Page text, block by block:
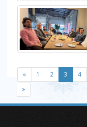
« 1 2 3 (current)
4
»